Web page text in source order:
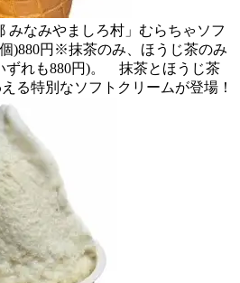
みなみやましろ村」むらちゃソフ
)880円※抹茶のみ、ほうじ茶のみ
ずれも880円)。 抹茶とほうじ茶
る特別なソフトクリームが登場！